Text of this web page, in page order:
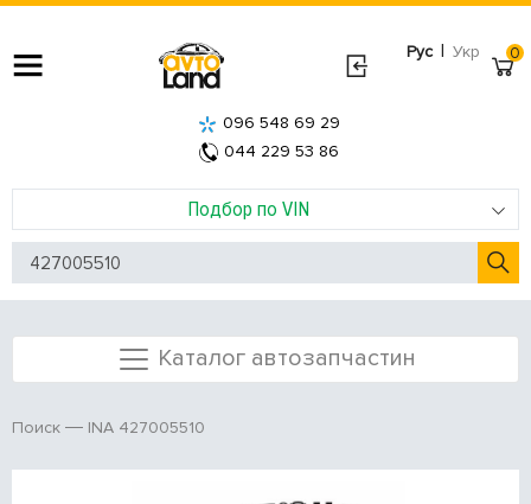
Рус | Укр
Подбор по VIN
096 548 69 29
044 229 53 86
0
Каталог автозапчастин
Поиск INA 427005510